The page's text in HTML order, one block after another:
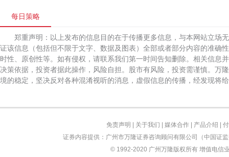
每日策略
郑重声明：以上发布的信息目的在于传播更多信息，与本网站立场
证该信息（包括但不限于文字、数据及图表）全部或者部分内容的准确
时性、原创性等。如有侵权，请联系我们第一时间告知删除。相关信息
决策依据，投资者据此操作，风险自担。股市有风险，投资需谨慎。万
境的稳定，坚决反对各种混淆视听的消息，虚假信息的传播，经发现将
免责声明 关于我们 媒体合作| 产品介绍
证券内容提供：广州市万隆证券咨询顾问有限公司（中国证
© 1992-2020 广州万隆版权所有 增值电信